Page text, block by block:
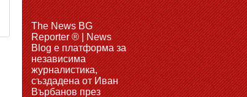
The News BG
Reporter ® | News
Blog e платформа за
независима
журналистика,
създадена от Иван
Върбанов през